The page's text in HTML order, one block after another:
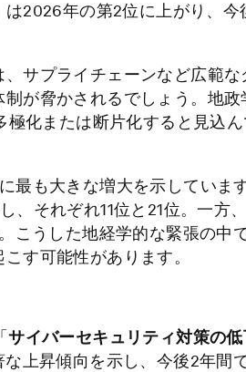
は2026年の第2位に上がり、
サプライチェーンなど広範な
が脅かされるでしょう。地
化または断片化すると見込
最も大きな増大を示していま
、それぞれ11位と21位。一方、
こうした地経学的な緊張の中
す可能性があります。
サイバーセキュリティ対策の
な上昇傾向を示し、今後2年間